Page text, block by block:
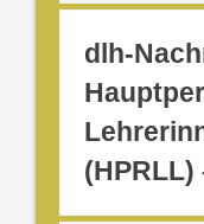
dlh-
(HPRLL)